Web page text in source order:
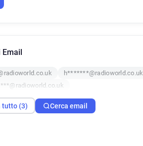
Email
h*******@radioworld.co.uk
tutto (3) Cerca email